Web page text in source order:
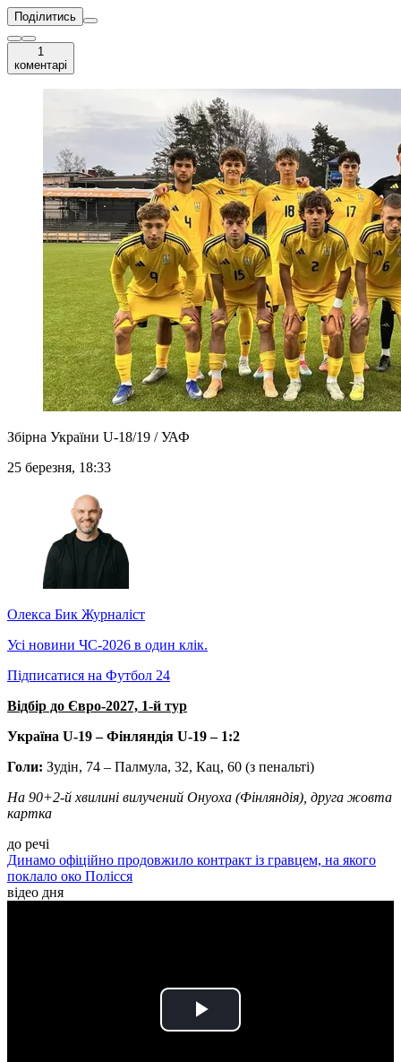
Поділитись
1
коментарі
Збірна України U-18/19 / УАФ
25 березня, 18:33
Олекса Бик Журналіст
Усі новини ЧС-2026 в один клік.
Підписатися на Футбол 24
Відбір до Євро-2027, 1-й тур
Україна U-19 – Фінляндія U-19 – 1:2
Голи: Зудін, 74 – Палмула, 32, Кац, 60 (з пенальті)
На 90+2-й хвилині вилучений Онуоха (Фінляндія), друга жовта
картка
до речі
Динамо офіційно продовжило контракт із гравцем, на якого
поклало око Полісся
відео дня
Play